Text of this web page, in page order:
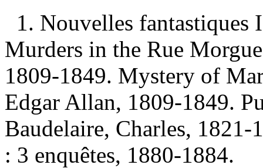
1. Nouvelles fantastiques
Murders in the Rue
1809-1849. Mystery of
Edgar Allan, 1809-1849.
Baudelaire, Charles,
: 3 enquêtes, 1880-1884.